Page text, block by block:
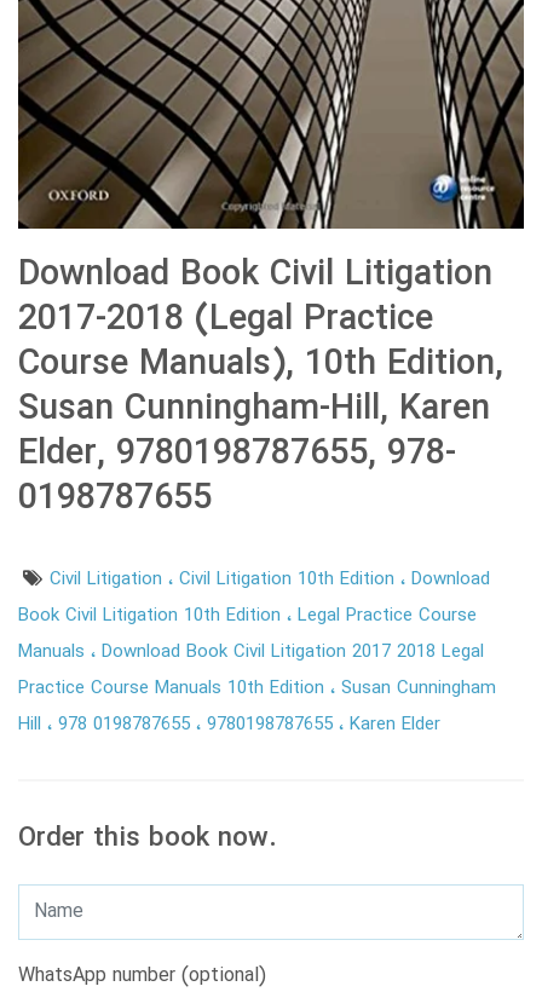
Download Book Civil Litigation
2017-2018 (Legal Practice
Course Manuals), 10th Edition,
Susan Cunningham-Hill, Karen
Elder, 9780198787655, 978-
0198787655
Civil Litigation Civil Litigation 10th Edition Download
Book Civil Litigation 10th Edition
Legal Practice Course
Manuals
Download Book Civil Litigation 2017 2018 Legal
Practice Course Manuals 10th Edition
Susan Cunningham
Hill
978 0198787655 9780198787655 Karen Elder
Order this book now.
WhatsApp number (optional)